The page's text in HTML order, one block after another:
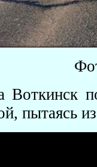
Воткинск
пытаясь